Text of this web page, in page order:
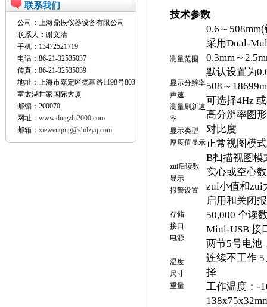
联系我们
公司：上海鼎振仪器设备有限公司
联系人：谢文清
手机：13472521719
电话：86-21-32535037
传真：86-21-32535039
地址：上海市嘉定区德富路1198号803
室太湖世家国际大厦
邮编：200070
网址： www.dingzhi2000.com
邮箱： xiewenqing@shdzyq.com
技术参数
测量范围
显示分辨率
声速
测量刷新速
率
显示类型
厚度值显示
zui后读数
显示
报警设置
存储
接口
电源
温度
尺寸
重量
0.6～
采用Dual-
0.3mm～
默认设置为
508～
可选择4Hz
高分辨率图
对比度
正常视图模
B扫描视图模
实心或空心
zui小值和zui
启用和关闭
50,000 个读
Mini-USB 接
两节5号电池
连续不工作
择
工作温度：-